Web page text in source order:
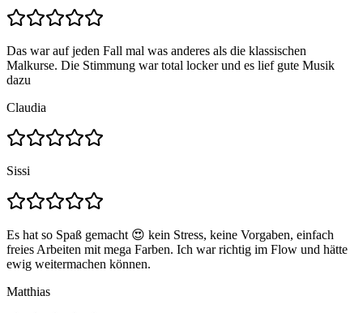
Das war auf jeden Fall mal was anderes als die klassischen
Malkurse. Die Stimmung war total locker und es lief gute Musik
dazu
Claudia
Sissi
Es hat so Spaß gemacht 😍 kein Stress, keine Vorgaben, einfach
freies Arbeiten mit mega Farben. Ich war richtig im Flow und hätte
ewig weitermachen können.
Matthias